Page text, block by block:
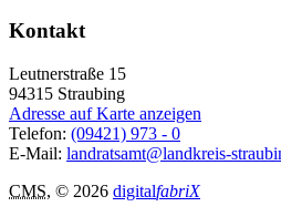
Kontakt
Leutnerstraße 15
94315 Straubing
Adresse auf Karte anzeigen
Telefon: (09421) 973 - 0
E-Mail: landratsamt@landkreis-
CMS, © 2026 digitalfabriX